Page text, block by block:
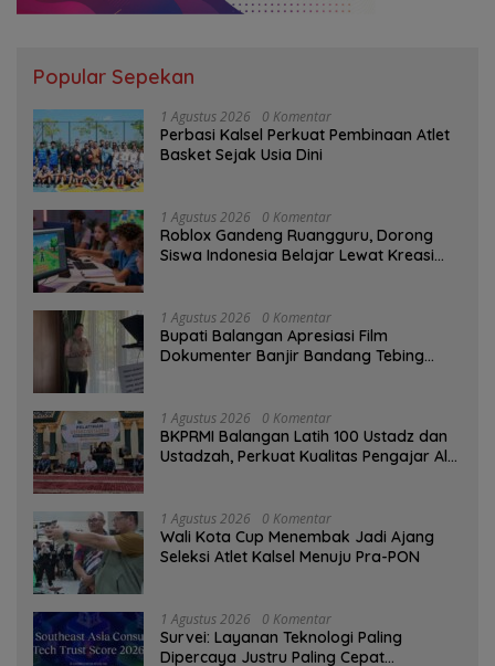
Popular Sepekan
1 Agustus 2026 0 Komentar
Perbasi Kalsel Perkuat Pembinaan Atlet
Basket Sejak Usia Dini
1 Agustus 2026 0 Komentar
Roblox Gandeng Ruangguru, Dorong
Siswa Indonesia Belajar Lewat Kreasi
1 Agustus 2026 0 Komentar
Bupati Balangan Apresiasi Film
Dokumenter Banjir Bandang Tebing
1 Agustus 2026 0 Komentar
BKPRMI Balangan Latih 100 Ustadz dan
Ustadzah, Perkuat Kualitas Pengajar Al-
1 Agustus 2026 0 Komentar
Wali Kota Cup Menembak Jadi Ajang
Seleksi Atlet Kalsel Menuju Pra-PON
1 Agustus 2026 0 Komentar
Survei: Layanan Teknologi Paling
Dipercaya Justru Paling Cepat